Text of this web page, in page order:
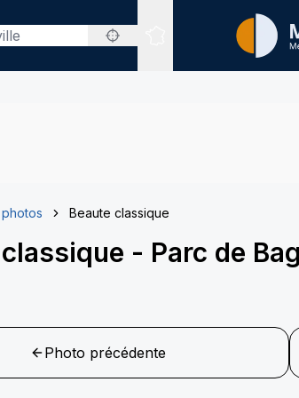
Sites expertisés
Beaute classique
- Parc de
Photo précédente